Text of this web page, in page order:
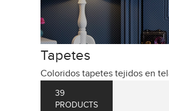
Tapetes
Coloridos tapetes tejidos en
39
PRODUCTS